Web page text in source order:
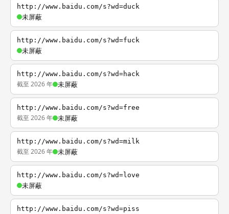
http://www.baidu.com/s?wd=duck
未屏蔽
http://www.baidu.com/s?wd=fuck
未屏蔽
http://www.baidu.com/s?wd=hack
截至 2026 年 未屏蔽
http://www.baidu.com/s?wd=free
截至 2026 年 未屏蔽
http://www.baidu.com/s?wd=milk
截至 2026 年 未屏蔽
http://www.baidu.com/s?wd=love
未屏蔽
http://www.baidu.com/s?wd=piss